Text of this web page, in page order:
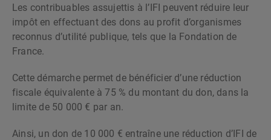
Les contribuables assujettis à l’IFI peuvent réduire leur
impôt en effectuant des dons au profit d’organismes
reconnus d’utilité publique, tels que la Fondation de
France.
Cette démarche permet de bénéficier d’une réduction
fiscale équivalente à 75 % du montant du don, dans la
limite de 50 000 € par an.
Ainsi, un don de 10 000 € entraîne une réduction d’IFI de